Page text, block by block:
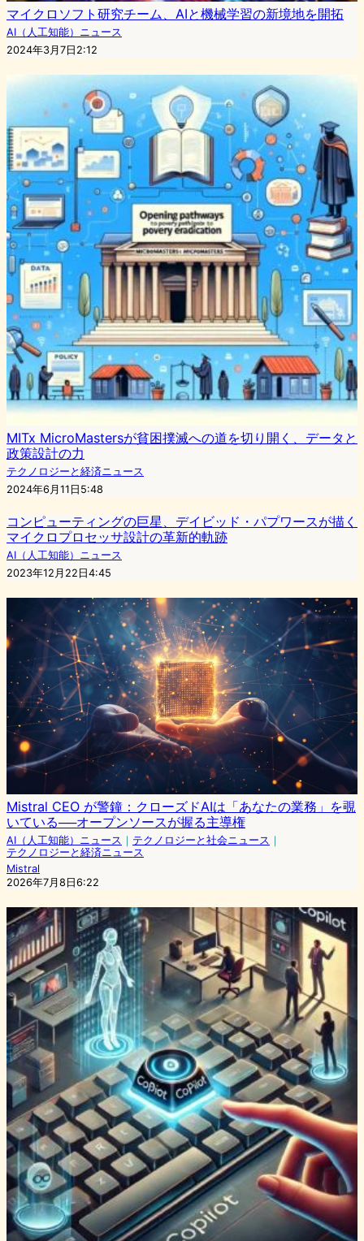
マイクロソフト研究チーム、AIと機械学習の新境地を開拓
AI（人工知能）ニュース
2024年3月7日2:12
MITx MicroMastersが貧困撲滅への道を切り開く、データと
政策設計の力
テクノロジーと経済ニュース
2024年6月11日5:48
コンピューティングの巨星、デイビッド・パプワースが描く
マイクロプロセッサ設計の革新的軌跡
AI（人工知能）ニュース
2023年12月22日4:45
Mistral CEO が警鐘：クローズドAIは「あなたの業務」を覗
いている──オープンソースが握る主導権
AI（人工知能）ニュース ｜ テクノロジーと社会ニュース ｜
テクノロジーと経済ニュース
Mistral
2026年7月8日6:22